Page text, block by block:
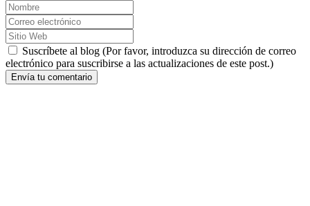
Suscríbete al blog (Por favor, introduzca su dirección de correo
electrónico para suscribirse a las actualizaciones de este post.)
Envía tu comentario